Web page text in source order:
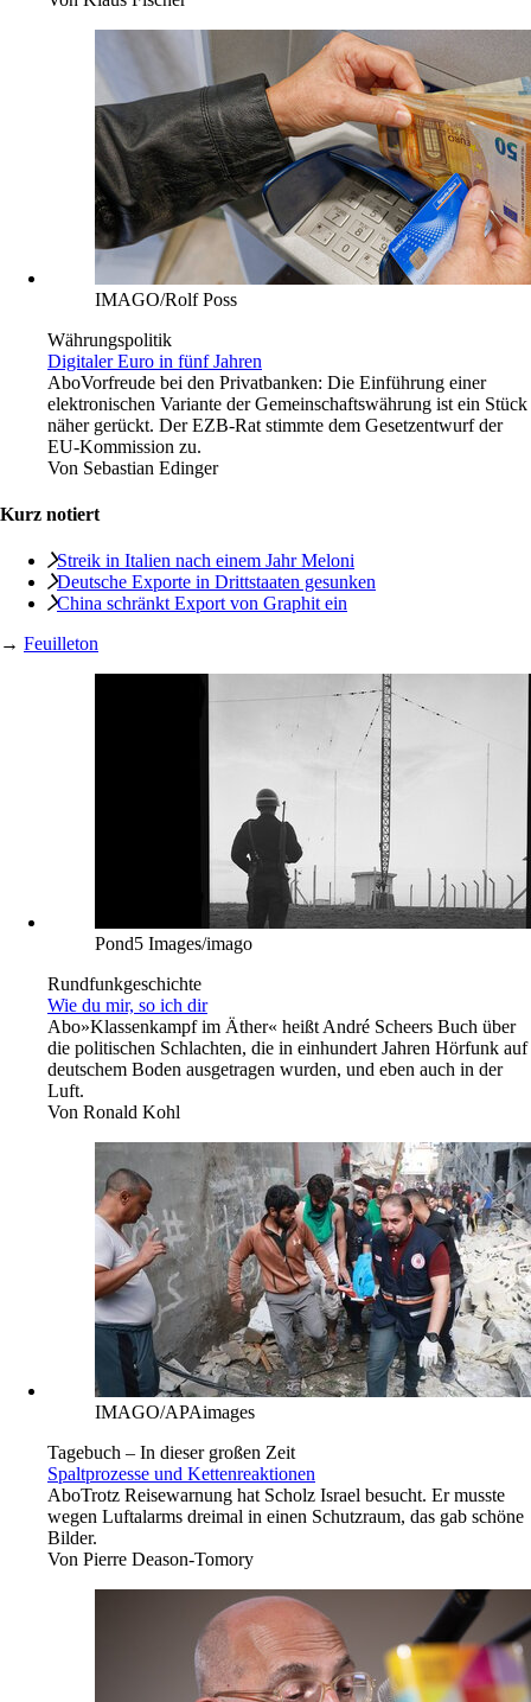
IMAGO/Rolf Poss
Währungspolitik
Digitaler Euro in fünf Jahren
AboVorfreude bei den Privatbanken: Die Einführung einer
elektronischen Variante der Gemeinschaftswährung ist ein Stück
näher gerückt. Der EZB-Rat stimmte dem Gesetzentwurf der
EU-Kommission zu.
Von Sebastian Edinger
Kurz notiert
Streik in Italien nach einem Jahr Meloni
Deutsche Exporte in Drittstaaten gesunken
China schränkt Export von Graphit ein
→ Feuilleton
Pond5 Images/imago
Rundfunkgeschichte
Wie du mir, so ich dir
Abo»Klassenkampf im Äther« heißt André Scheers Buch über
die politischen Schlachten, die in einhundert Jahren Hörfunk auf
deutschem Boden ausgetragen wurden, und eben auch in der
Luft.
Von Ronald Kohl
IMAGO/APAimages
Tagebuch – In dieser großen Zeit
Spaltprozesse und Kettenreaktionen
AboTrotz Reisewarnung hat Scholz Israel besucht. Er musste
wegen Luftalarms dreimal in einen Schutzraum, das gab schöne
Bilder.
Von Pierre Deason-Tomory